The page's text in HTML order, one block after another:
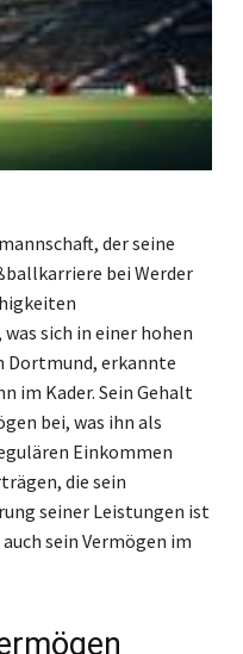
der seine
bei Werder
sich in einer hohen
Dortmund, erkannte
im Kader. Sein Gehalt
bei, was ihn als
Einkommen
die sein
seiner Leistungen ist
sein Vermögen im